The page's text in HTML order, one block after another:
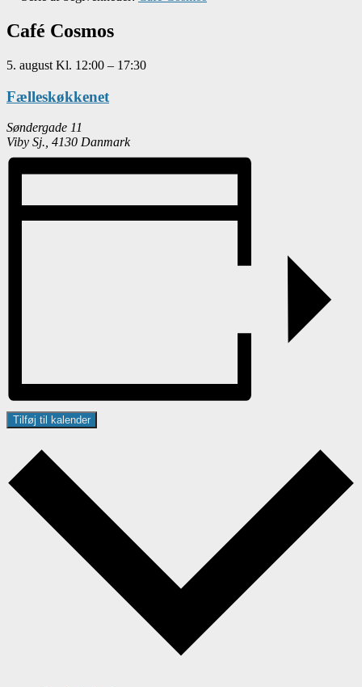
Café Cosmos
5. august Kl. 12:00 – 17:30
Fælleskøkkenet
Søndergade 11
Viby Sj. 4130 Danmark
Tilføj til kalender